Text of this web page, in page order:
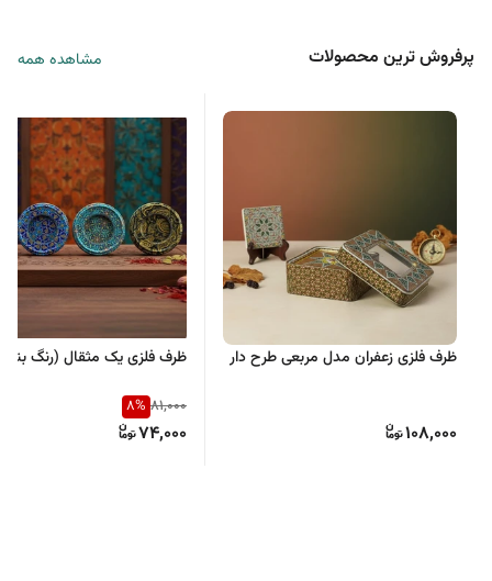
پرفروش ترین محصولات مشاهده همه
ظرف فلزی زعفران مدل مربعی طرح دار
108,000
ظرف فلزی یک مثقال (رنگ
81,000
8%
74,000